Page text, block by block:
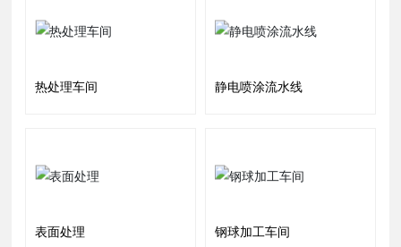
热处理车间 静电喷涂流水线
表面处理 钢球加工车间